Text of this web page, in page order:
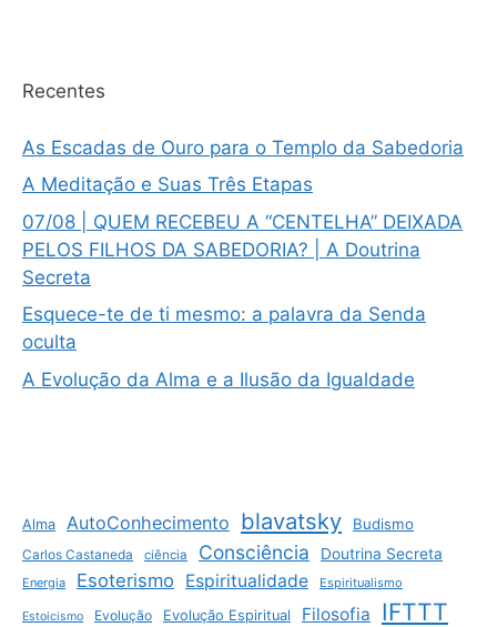
Recentes
As Escadas de Ouro para o Templo da Sabedoria
A Meditação e Suas Três Etapas
07/08 | QUEM RECEBEU A “CENTELHA” DEIXADA
PELOS FILHOS DA SABEDORIA? | A Doutrina
Secreta
Esquece-te de ti mesmo: a palavra da Senda
oculta
A Evolução da Alma e a Ilusão da Igualdade
Alma AutoConhecimento blavatsky Budismo
Carlos Castaneda ciência Consciência Doutrina Secreta
Energia Esoterismo Espiritualidade Espiritualismo
Estoicismo Evolução Evolução Espiritual Filosofia IFTTT